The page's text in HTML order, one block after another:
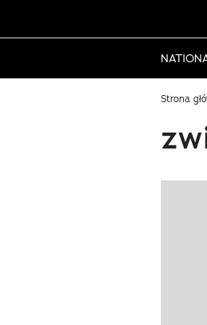
Strona